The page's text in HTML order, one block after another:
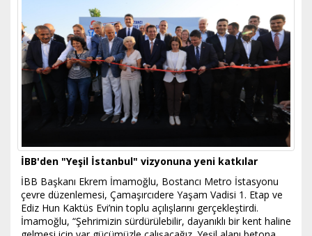
İBB'den "Yeşil İstanbul" vizyonuna yeni katkılar
İBB Başkanı Ekrem İmamoğlu, Bostancı Metro İstasyonu
çevre düzenlemesi, Çamaşırcıdere Yaşam Vadisi 1. Etap ve
Ediz Hun Kaktüs Evi’nin toplu açılışlarını gerçekleştirdi.
İmamoğlu, “Şehrimizin sürdürülebilir, dayanıklı bir kent haline